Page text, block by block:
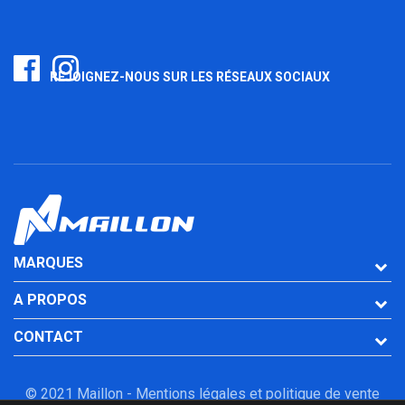
REJOIGNEZ-NOUS SUR LES RÉSEAUX SOCIAUX
MARQUES
A PROPOS
CONTACT
© 2021 Maillon - Mentions légales et politique de vente